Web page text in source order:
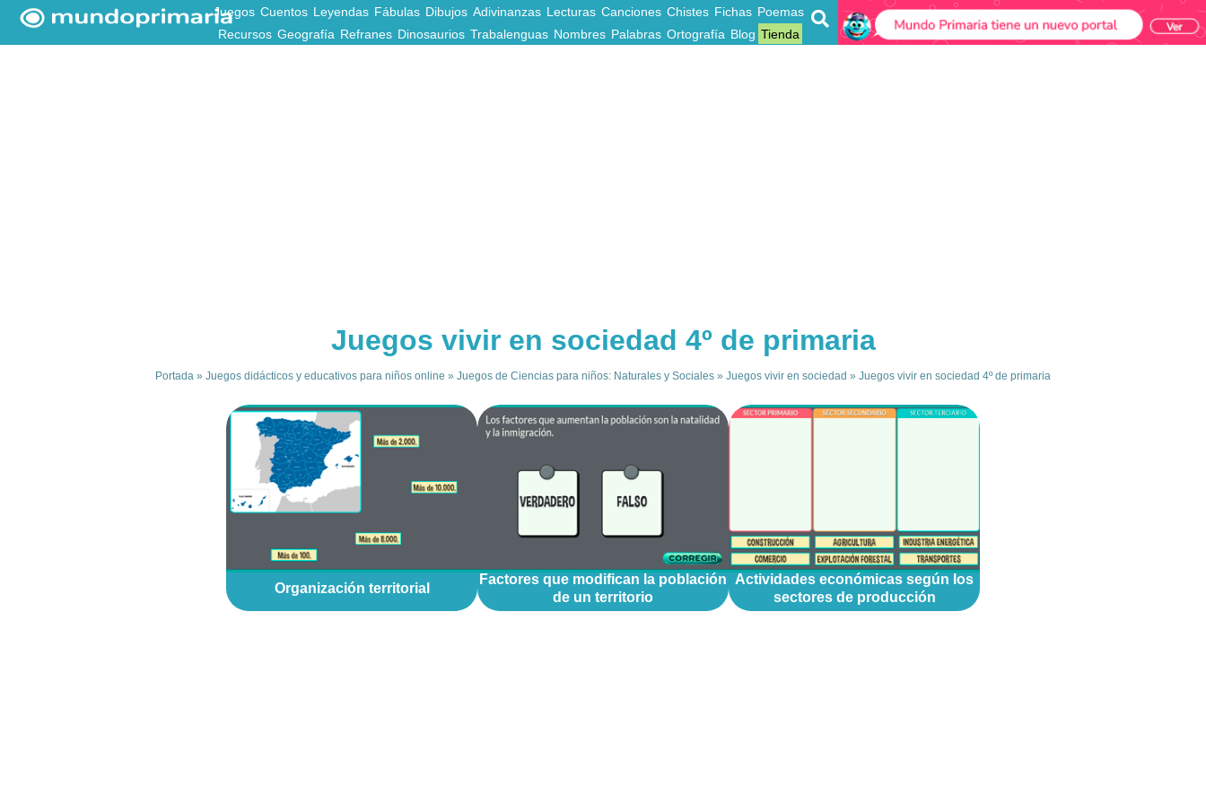
Juegos Cuentos Leyendas Fábulas Dibujos Adivinanzas Lecturas Canciones Chistes Fichas Poemas
Recursos Geografía Refranes Dinosaurios Trabalenguas Nombres Palabras Ortografía Blog Tienda
Juegos vivir en sociedad 4º de primaria
Portada » Juegos didácticos y educativos para niños online » Juegos de Ciencias para niños: Naturales y Sociales » Juegos vivir en sociedad » Juegos vivir en sociedad 4º de primaria
Organización territorial
Factores que modifican la población
de un territorio
Actividades económicas según los
sectores de producción